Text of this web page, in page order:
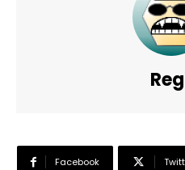
Facebook